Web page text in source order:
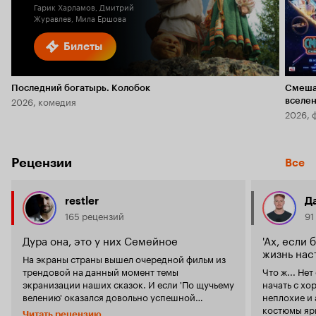
Билеты
Гарик Харламов, Дмитрий
Журавлев, Мила Ершова
Последний богатырь. Колобок
2026, комедия
2026,
Рецензии Все
restler
165 рецензий
Дура она, это у них Семейное
На экраны страны вышел очередной фильм из
трендовой на данный момент темы
экранизации наших сказок. И если 'По щучьему
велению' оказался довольно успешной
адаптацией новой истории на новый лад. То
'Ах, если
жизнь
Что ж...
начать с
неплохие и
костюмы